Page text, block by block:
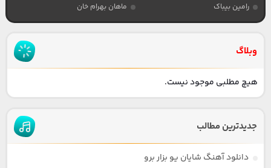
رامین بیباک
ماهان بهرام خان
وبلاگ
هیچ مطلبی موجود نیست.
جدیدترین مطالب
دانلود آهنگ شایان یو بزار برو